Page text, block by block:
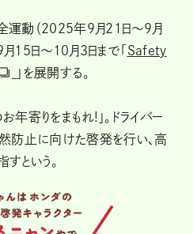
運動（2025年9月21日～9月
15日～10月3日まで「 Safety
」を展開する。
寄りをまもれ!」。ドライバー
防止に向けた啓発を行い、高
という。